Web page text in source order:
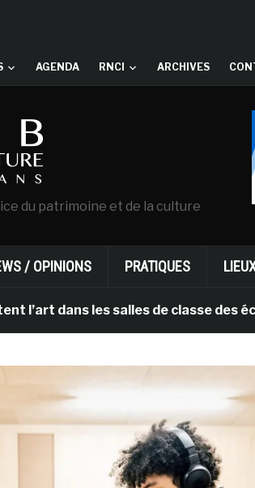
AGENDA RNCI ARCHIVES
du patrimoine et de la culture
/ OPINIONS PRATIQUES
les salles de classe des écoles